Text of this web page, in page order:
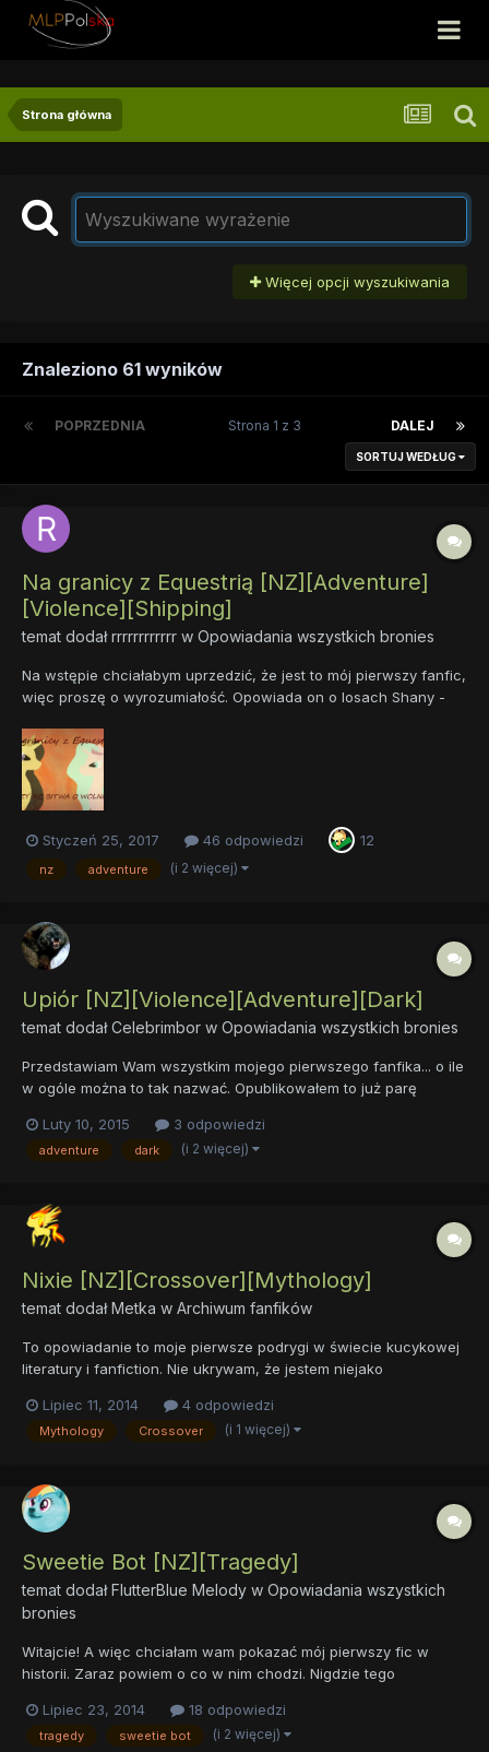
Strona główna
Więcej opcji wyszukiwania
Znaleziono 61 wyników
POPRZEDNIA DALEJ
Strona 1 z 3
SORTUJ WEDŁUG
Na granicy z Equestrią [NZ][Adventure]
[Violence][Shipping]
temat dodałrrrrrrrrrrrr w Opowiadania wszystkich bronies
Na wstępie chciałabym uprzedzić, że jest to mój pierwszy fanfic,
więc proszę o wyrozumiałość. Opowiada on o losach Shany -
- państwo, w którym przyszła na świat - zostaje przejęte przez
wojsko Królowej Samevry. Nowa władczyni wy...
Styczeń 25, 2017 46 odpowiedzi 12
nz adventure (i 2 więcej)
Upiór [NZ][Violence][Adventure][Dark]
temat dodałCelebrimbor w Opowiadania wszystkich bronies
Przedstawiam Wam wszystkim mojego pierwszego fanfika... o ile
w ogóle można to tak nazwać. Opublikowałem to już parę
no, bo tak. Pomysł wpadł podczas grania w "Śródziemie: Cień
Mordoru" i na tejże grze się wzorowałem, mimo to nadal nie...
Luty 10, 2015 3 odpowiedzi
adventure dark (i 2 więcej)
Nixie [NZ][Crossover][Mythology]
temat dodałMetka w Archiwum fanfików
To opowiadanie to moje pierwsze podrygi w świecie kucykowej
literatury i fanfiction. Nie ukrywam, że jestem niejako
miast twarzy, ale mam nadzieję, że udaje mi się jakoś z tego
wybrnąć. Nie byłam też pewna, jakie dać tagi - jako że opowiad...
Lipiec 11, 2014 4 odpowiedzi
Mythology Crossover (i 1 więcej)
Sweetie Bot [NZ][Tragedy]
temat dodałFlutterBlue Melody w Opowiadania wszystkich
bronies
Witajcie! A więc chciałam wam pokazać mój pierwszy fic w
historii. Zaraz powiem o co w nim chodzi. Nigdzie tego
programie Word bo wolę jak wy mnie oceniacie zamiast innych
czytelników fanfików. A więc przejdę do fabuły. Pewnie znacie
Lipiec 23, 2014 18 odpowiedzi
tragedy sweetie bot (i 2 więcej)